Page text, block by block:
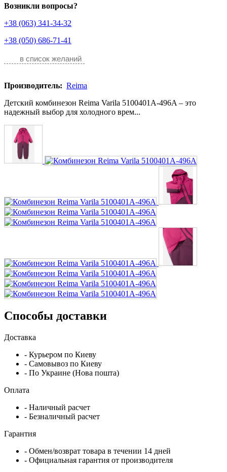
Возникли вопросы?
+38 (063) 341-34-32
+38 (050) 686-71-41
в список желаний
Производитель: Reima
Детский комбинезон Reima Varila 5100401A-496A – это
надежный выбор для холодного врем...
Способы доставки
Доставка
- Курьером по Киеву
- Самовывоз по Киеву
- По Украине (Нова пошта)
Оплата
- Наличный расчет
- Безналичный расчет
Гарантия
- Обмен/возврат товара в течении 14 дней
- Официальная гарантия от производителя